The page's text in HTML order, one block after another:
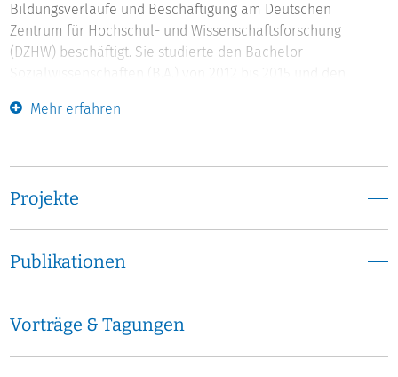
Bildungsverläufe und Beschäftigung am Deutschen
Zentrum für Hochschul- und Wissenschaftsforschung
(DZHW) beschäftigt. Sie studierte den Bachelor
Sozialwissenschaften (B.A.) von 2012 bis 2015 und den
der Leibniz Universität Hannover. Ende 2024 hat sie ihre
Mehr erfahren
Projekte
Publikationen
Vorträge & Tagungen